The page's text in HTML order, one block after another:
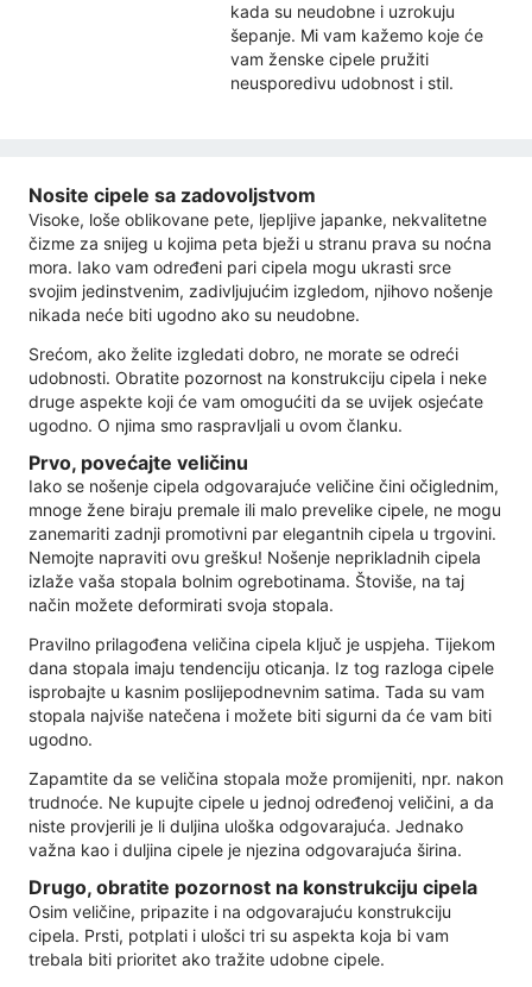
kada su neudobne i uzrokuju
šepanje. Mi vam kažemo koje će
vam ženske cipele pružiti
neusporedivu udobnost i stil.
Nosite cipele sa zadovoljstvom
Visoke, loše oblikovane pete, ljepljive japanke, nekvalitetne
čizme za snijeg u kojima peta bježi u stranu prava su noćna
mora. Iako vam određeni pari cipela mogu ukrasti srce
svojim jedinstvenim, zadivljujućim izgledom, njihovo nošenje
nikada neće biti ugodno ako su neudobne.
Srećom, ako želite izgledati dobro, ne morate se odreći
udobnosti. Obratite pozornost na konstrukciju cipela i neke
druge aspekte koji će vam omogućiti da se uvijek osjećate
ugodno. O njima smo raspravljali u ovom članku.
Prvo, povećajte veličinu
Iako se nošenje cipela odgovarajuće veličine čini očiglednim,
mnoge žene biraju premale ili malo prevelike cipele, ne mogu
zanemariti zadnji promotivni par elegantnih cipela u trgovini.
Nemojte napraviti ovu grešku! Nošenje neprikladnih cipela
izlaže vaša stopala bolnim ogrebotinama. Štoviše, na taj
način možete deformirati svoja stopala.
Pravilno prilagođena veličina cipela ključ je uspjeha. Tijekom
dana stopala imaju tendenciju oticanja. Iz tog razloga cipele
isprobajte u kasnim poslijepodnevnim satima. Tada su vam
stopala najviše natečena i možete biti sigurni da će vam biti
ugodno.
Zapamtite da se veličina stopala može promijeniti, npr. nakon
trudnoće. Ne kupujte cipele u jednoj određenoj veličini, a da
niste provjerili je li duljina uloška odgovarajuća. Jednako
važna kao i duljina cipele je njezina odgovarajuća širina.
Drugo, obratite pozornost na konstrukciju cipela
Osim veličine, pripazite i na odgovarajuću konstrukciju
cipela. Prsti, potplati i ulošci tri su aspekta koja bi vam
trebala biti prioritet ako tražite udobne cipele.